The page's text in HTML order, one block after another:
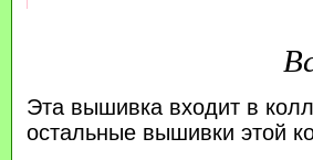
Эта вышивка входит в
остальные вышивки этой